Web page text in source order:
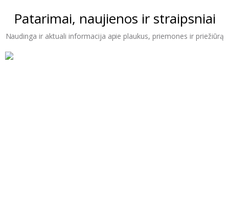
Patarimai, naujienos ir straipsniai
Naudinga ir aktuali informacija apie plaukus, priemones ir priežiūrą